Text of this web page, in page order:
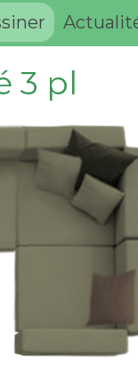
3 pl